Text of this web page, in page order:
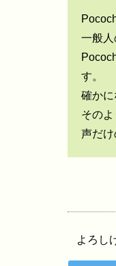
一般人
す。
確かに
その
声だ
よろし